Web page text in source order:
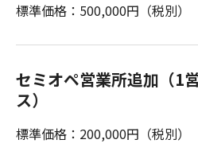
標準価格：500,000円（税別）
セミオペ営業所追加（1
ス）
標準価格：200,000円（税別）